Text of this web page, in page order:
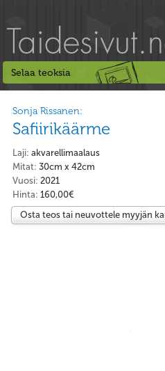
Selaa teoksia
Sonja Rissanen:
Safiirikäärme
Laji: akvarellimaalaus
Mitat: 30cm x 42cm
Vuosi: 2021
Hinta: 160,00€
Osta teos tai neuvottele myyjän